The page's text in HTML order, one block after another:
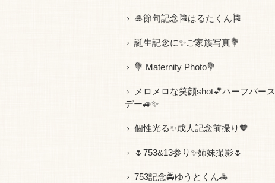
🎍節句記念🎏はるたくん🎏
誕生記念に✨ご家族写真💐
💐 Maternity Photo💐
メロメロな笑顔shot💕ハーフバース
デー🚙✨
個性光る✨成人記念前撮り🧡
🌷753&13参り✨姉妹撮影🌷
753記念🚔ゆうとくん🚓